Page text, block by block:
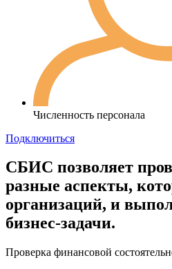
Численность персонала
Подключиться
СБИС позволяет
разные аспекты,
организаций, и
бизнес-задачи.
Проверка финансовой